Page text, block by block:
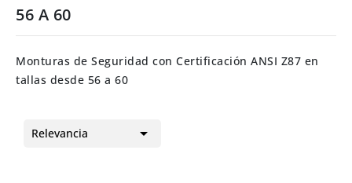
56 A 60
Monturas de Seguridad con Certificación ANSI Z87 en
tallas desde 56 a 60
Relevancia 